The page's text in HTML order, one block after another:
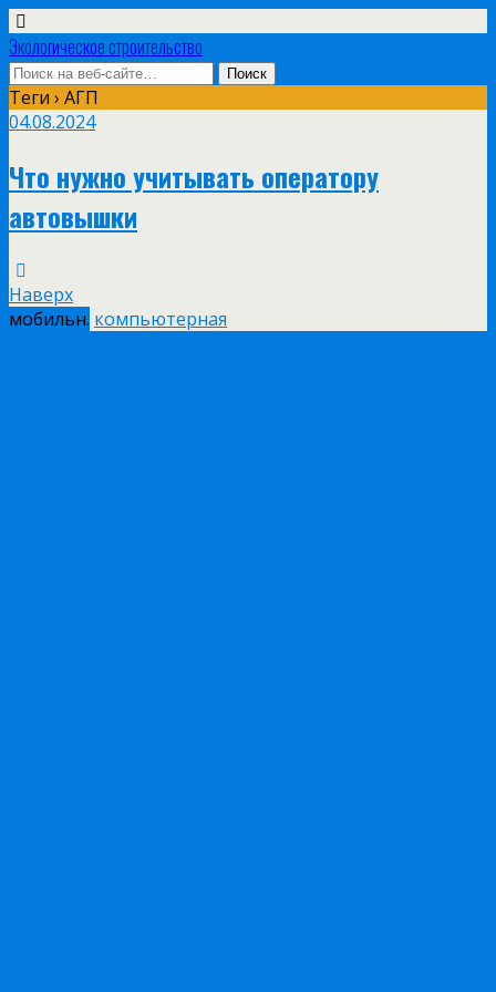
Экологическое строительство
Теги › АГП
04.08.2024
Что нужно учитывать оператору
автовышки
Наверх
мобильн. компьютерная